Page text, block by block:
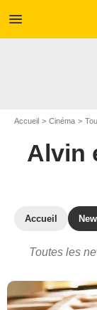
menu
Accueil Cinéma
Alvin
Accueil
Toutes les